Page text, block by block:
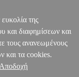
της
και διαφημίσεων και
τους ανανεωμένους
και τα cookies.
Αποδοχή